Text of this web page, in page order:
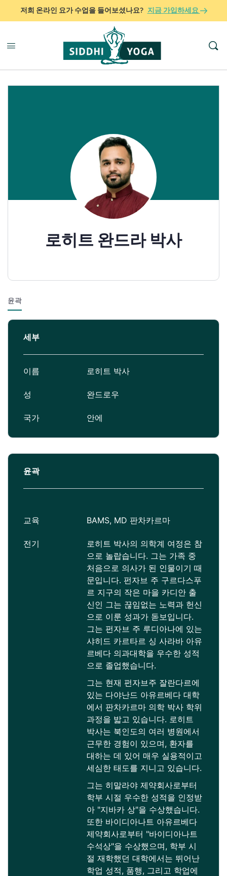
저희 온라인 요가 수업을 들어보셨나요? 지금 가입하세요
로히트 완드라 박사
윤곽
세부
이름 로히트 박사
성 완드로우
국가 안에
윤곽
교육 BAMS, MD 판차카르마
전기
로히트 박사의 의학계 여정은 참
으로 놀랍습니다. 그는 가족 중
처음으로 의사가 된 인물이기 때
문입니다. 펀자브 주 구르다스푸
르 지구의 작은 마을 카디안 출
신인 그는 끊임없는 노력과 헌신
으로 이룬 성과가 돋보입니다.
그는 펀자브 주 루디아나에 있는
샤히드 카르타르 싱 사라바 아유
르베다 의과대학을 우수한 성적
으로 졸업했습니다.
그는 현재 펀자브주 잘란다르에
있는 다야난드 아유르베다 대학
에서 판차카르마 의학 박사 학위
과정을 밟고 있습니다. 로히트
박사는 북인도의 여러 병원에서
근무한 경험이 있으며, 환자를
대하는 데 있어 매우 실용적이고
세심한 태도를 지니고 있습니다.
그는 히말라야 제약회사로부터
학부 시절 우수한 성적을 인정받
아 "지바카 상"을 수상했습니다.
또한 바이디아나트 아유르베다
제약회사로부터 "바이디아나트
수석상"을 수상했으며, 학부 시
절 재학했던 대학에서는 뛰어난
학업 성적, 품행, 그리고 학업에